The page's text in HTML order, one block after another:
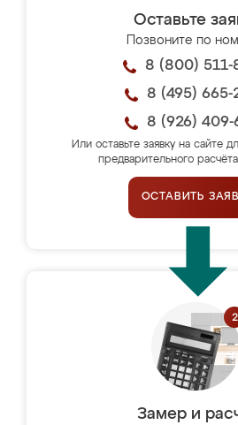
Оставьте
Позвоните по
8 (800) 511-
8 (495) 665-
8 (926) 409-
Или оставьте заявку на сайте
предварительного
ОСТАВИТЬ
Замер и